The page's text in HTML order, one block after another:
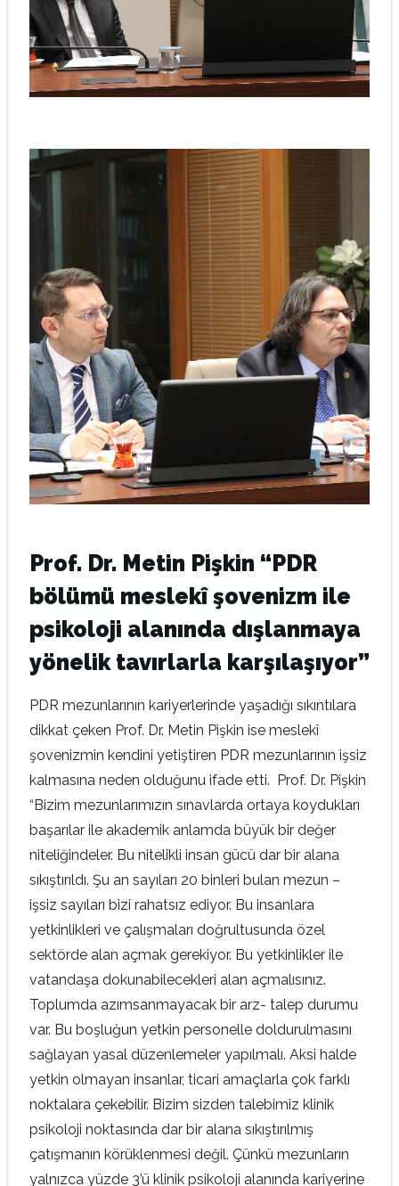
Prof. Dr. Metin Pişkin “PDR
bölümü meslekî şovenizm ile
psikoloji alanında dışlanmaya
yönelik tavırlarla karşılaşıyor”
PDR mezunlarının kariyerlerinde yaşadığı sıkıntılara
dikkat çeken Prof. Dr. Metin Pişkin ise meslekî
şovenizmin kendini yetiştiren PDR mezunlarının işsiz
kalmasına neden olduğunu ifade etti. Prof. Dr. Pişkin
“Bizim mezunlarımızın sınavlarda ortaya koydukları
başarılar ile akademik anlamda büyük bir değer
niteliğindeler. Bu nitelikli insan gücü dar bir alana
sıkıştırıldı. Şu an sayıları 20 binleri bulan mezun –
işsiz sayıları bizi rahatsız ediyor. Bu insanlara
yetkinlikleri ve çalışmaları doğrultusunda özel
sektörde alan açmak gerekiyor. Bu yetkinlikler ile
vatandaşa dokunabilecekleri alan açmalısınız.
Toplumda azımsanmayacak bir arz- talep durumu
var. Bu boşluğun yetkin personelle doldurulmasını
sağlayan yasal düzenlemeler yapılmalı. Aksi halde
yetkin olmayan insanlar, ticari amaçlarla çok farklı
noktalara çekebilir. Bizim sizden talebimiz klinik
psikoloji noktasında dar bir alana sıkıştırılmış
çatışmanın körüklenmesi değil. Çünkü mezunların
yalnızca yüzde 3’ü klinik psikoloji alanında kariyerine